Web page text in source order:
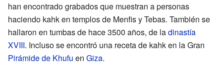
han encontrado grabados que muestran a personas
haciendo kahk en templos de Menfis y Tebas. También se
hallaron en tumbas de hace 3500 años, de ladinastía
XVIII. Incluso se encontró una receta de kahk en la Gran
Pirámide de Khufu en Giza.